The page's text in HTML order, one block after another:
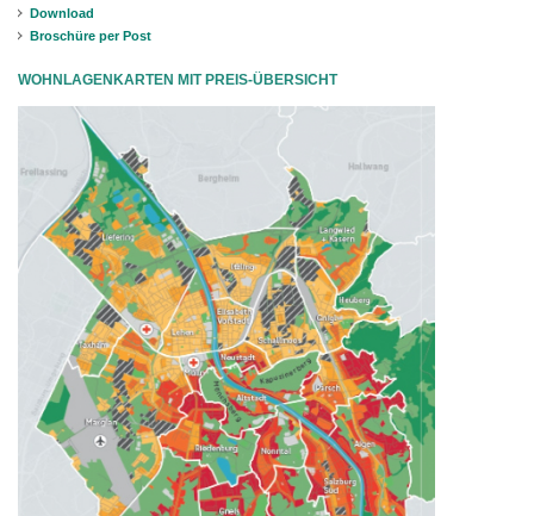
Download
Broschüre per Post
WOHNLAGENKARTEN MIT PREIS-ÜBERSICHT